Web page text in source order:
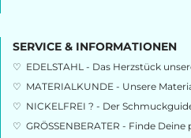
SERVICE & INFORMATIONEN
♡ EDELSTAHL - Das Herzstück
♡ MATERIALKUNDE - Unsere
♡ NICKELFREI ? - Der
♡ GRÖSSENBERATER - Finde